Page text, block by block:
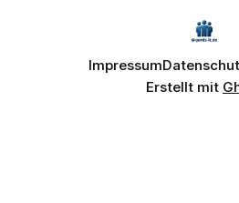
Impressum
Erstellt mit